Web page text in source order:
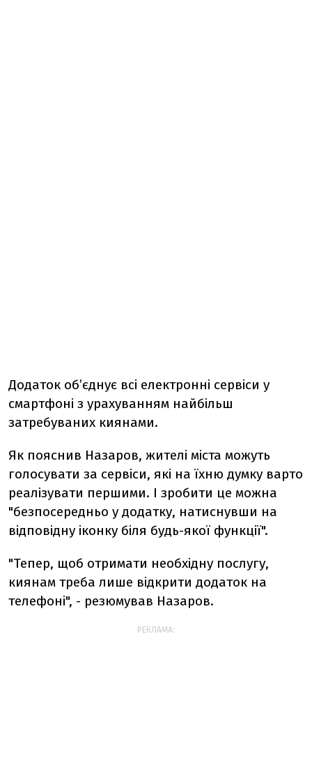
Додаток об’єднує всі електронні сервіси у
смартфоні з урахуванням найбільш
затребуваних киянами.
Як пояснив Назаров, жителі міста можуть
голосувати за сервіси, які на їхню думку варто
реалізувати першими. І зробити це можна
"безпосередньо у додатку, натиснувши на
відповідну іконку біля будь-якої функції".
"Тепер, щоб отримати необхідну послугу,
киянам треба лише відкрити додаток на
телефоні", - резюмував Назаров.
РЕКЛАМА: